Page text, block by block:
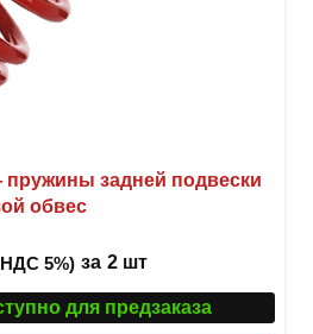
пружины задней подвески
обвес
НДС 5%) за 2 шт
для предзаказа